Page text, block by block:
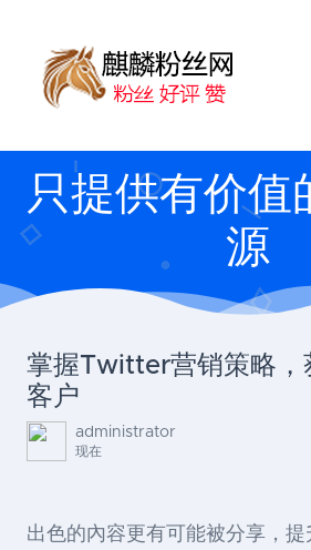
只提供有价值
源
掌握Twitter营销策略，
客户
administrator
现在
出色的內容更有可能被分享，